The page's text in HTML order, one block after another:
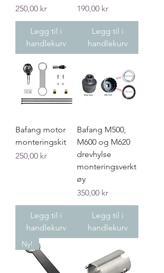
Pris
250,00 kr
Legg til i
handlekurv
Pris
190,00 kr
Legg til i
handlekurv
Bafang motor
monteringskit
Pris
250,00 kr
Legg til i
handlekurv
Bafang M500,
M600 og M620
drevhylse
monteringsverkt
øy
Pris
350,00 kr
Legg til i
handlekurv
Ny!